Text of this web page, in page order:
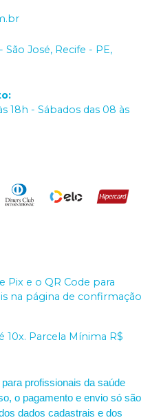
José, Recife - PE,
:
18h - Sábados das 08 às
Pix e o QR Code para
na página de confirmação
10x. Parcela Mínima R$
profissionais da saúde
o pagamento e envio só são
dados cadastrais e dos